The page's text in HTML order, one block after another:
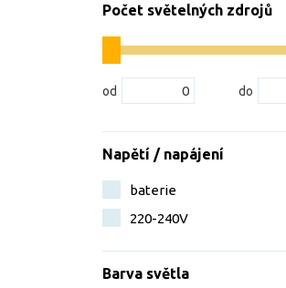
Počet světelných zdrojů
Napětí / napájení
baterie
220-240V
Barva světla